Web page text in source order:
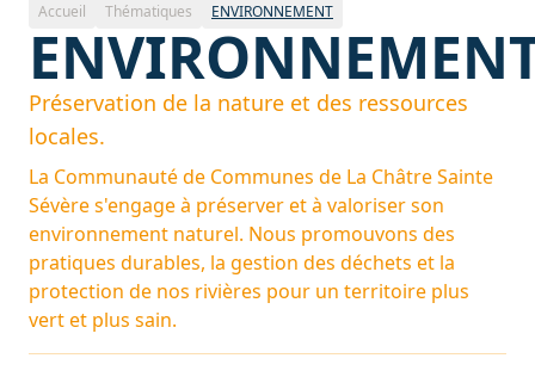
Accueil Thématiques ENVIRONNEMENT
Préservation de la nature et des ressources
locales.
La Communauté de Communes de La Châtre Sainte
Sévère s'engage à préserver et à valoriser son
environnement naturel. Nous promouvons des
pratiques durables, la gestion des déchets et la
protection de nos rivières pour un territoire plus
vert et plus sain.